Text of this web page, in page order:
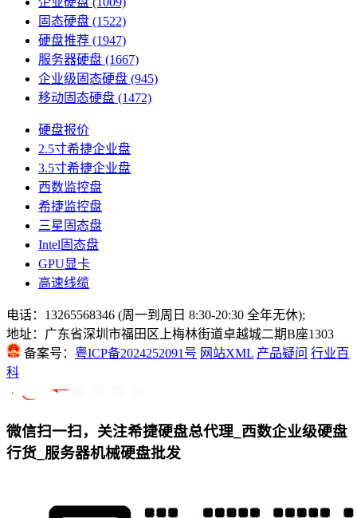
固态硬盘 (1522)
硬盘推荐 (1947)
服务器硬盘 (1667)
企业级固态硬盘 (945)
移动固态硬盘 (1472)
硬盘报价
2.5寸希捷企业盘
3.5寸希捷企业盘
西数监控盘
希捷监控盘
三星固态盘
Intel固态盘
GPU显卡
高速线缆
电话：13265568346 (周一到周日 8:30-20:30 全年无休);
地址：广东省深圳市福田区上梅林街道卓越城二期B座1303
备案号： 粤ICP备2024252091号 网站XML 产品疑问 行业百
科
微信扫一扫，关注希捷硬盘总代理_西数企业级硬盘
行货_服务器机械硬盘批发